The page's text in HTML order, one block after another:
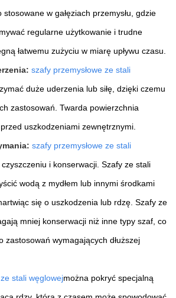
w gałęziach przemysłu, gdzie
regularne użytkowanie i trudne
łatwemu zużyciu w miarę upływu czasu.
szafy przemysłowe ze stali
duże uderzenia lub siłę, dzięki czemu
zastosowań. Twarda powierzchnia
uszkodzeniami zewnętrznymi.
szafy przemysłowe ze stali
czyszczeniu i konserwacji. Szafy ze stali
wodą z mydłem lub innymi środkami
się o uszkodzenia lub rdzę. Szafy ze
mniej konserwacji niż inne typy szaf, co
zastosowań wymagających dłuższej
stali węglowejmożna pokryć specjalną